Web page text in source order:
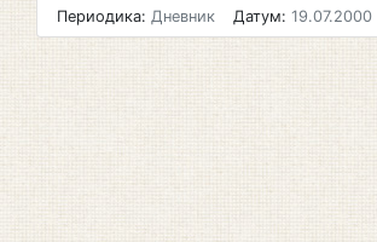
Периодика: Дневник Датум: 19.07.2000